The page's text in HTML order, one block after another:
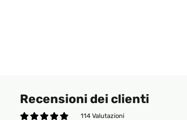
Recensioni dei clienti
114 Valutazioni